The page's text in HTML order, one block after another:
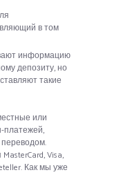
в том
информацию
депозиту, но
такие
или
платежей,
Visa,
Как мы уже